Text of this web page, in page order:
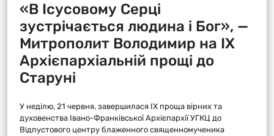
«В Ісусовому Серці
зустрічається людина і Бог», —
Митрополит Володимир на ІХ
Архієпархіальній прощі до
Старуні
У неділю, 21 червня, завершилася ІХ проща вірних та
духовенства Івано-Франківської Архієпархії УГКЦ до
Відпустового центру блаженного священномученика